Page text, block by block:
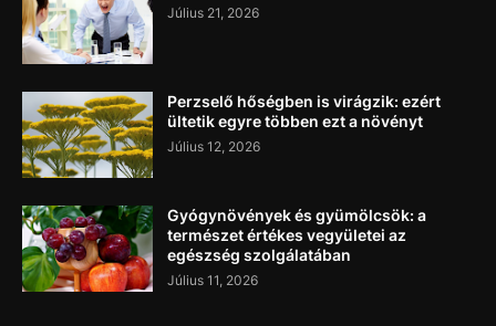
Július 21, 2026
Perzselő hőségben is virágzik: ezért
ültetik egyre többen ezt a növényt
Július 12, 2026
Gyógynövények és gyümölcsök: a
természet értékes vegyületei az
egészség szolgálatában
Július 11, 2026